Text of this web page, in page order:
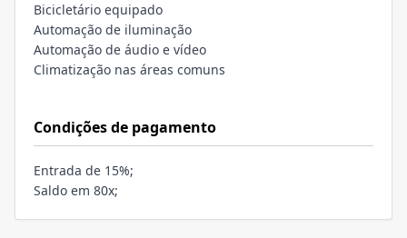
Bicicletário equipado
Automação de iluminação
Automação de áudio e vídeo
Climatização nas áreas comuns
Condições de pagamento
Entrada de 15%;
Saldo em 80x;